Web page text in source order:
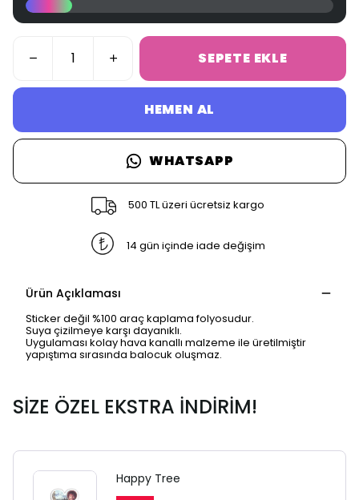
SEPETE EKLE
HEMEN AL
WHATSAPP
500 TL üzeri ücretsiz kargo
14 gün içinde iade değişim
Ürün Açıklaması
Sticker değil %100 araç kaplama folyosudur.
Suya çizilmeye karşı dayanıklı.
Uygulaması kolay hava kanallı malzeme ile üretilmiştir
yapıştıma sırasında balocuk oluşmaz.
SİZE ÖZEL EKSTRA İNDİRİM!
Happy Tree